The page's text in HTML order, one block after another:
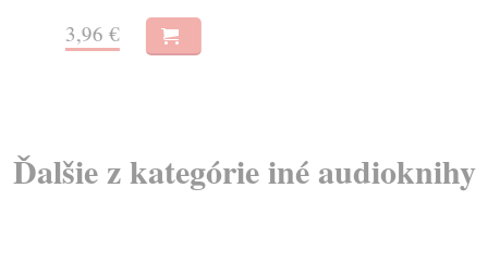
3,96 €
Ďalšie z kategórie iné audioknihy